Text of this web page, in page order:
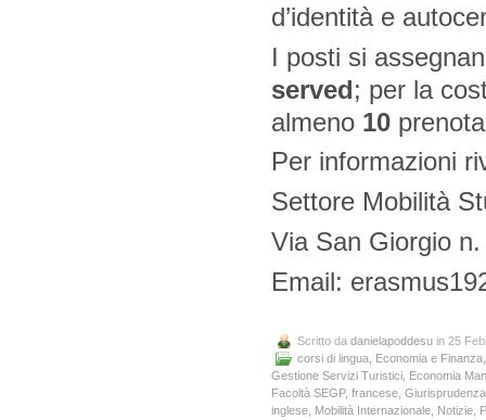
d’identità e
I posti si
served; per la
almeno 10
Per informazioni
Settore Mobilità
Via San Giorgio
Email:
Scritto da danielapoddesu in 25
corsi di lingua
Economia e Finanza
Gestione Servizi Turistici
Economia
Facoltà SEGP, francese Giurisprudenza
inglese
Mobilità Internazionale Notizie